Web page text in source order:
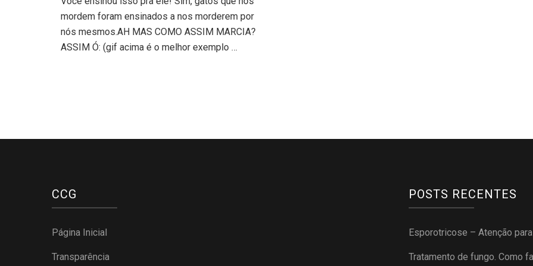
mordem foram ensinados a nos morderem por
nós mesmos.AH MAS COMO ASSIM MARCIA?
ASSIM Ó: (gif acima é o melhor exemplo …
CCG
Página Inicial
Transparência
POSTS RECENTES
Esporotricose – Atenção
Tratamento de fungo. Como